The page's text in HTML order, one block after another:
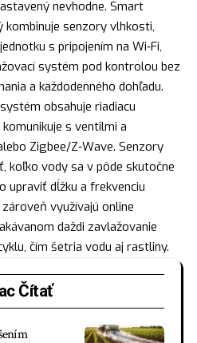
nevhodne. Smart
senzory vlhkosti,
s pripojením na Wi‑Fi,
systém pod kontrolou bez
a každodenného dohľadu.
obsahuje riadiacu
s ventilmi a
Zigbee/Z‑Wave. Senzory
koľko vody sa v pôde skutočne
upraviť dĺžku a frekvenciu
využívajú online
daždi zavlažovanie
čím šetria vodu aj rastliny.
Čítať